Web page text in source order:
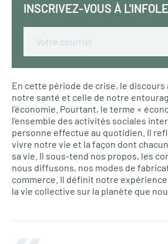
INSCRIVEZ-VOUS À
En cette période de crise, le discours
notre santé et celle de notre
l’économie. Pourtant, le terme «
l’ensemble des activités sociales
personne effectue au quotidien. Il
vivre notre vie et la façon dont
sa vie. Il sous-tend nos propos, les
nous diffusons, nos modes de
commerce. Il définit notre
la vie collective sur la planète que